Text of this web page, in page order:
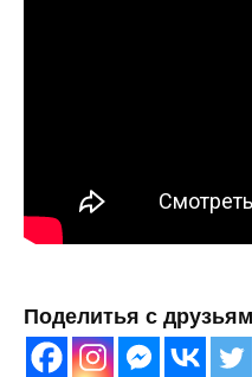
Поделитья с